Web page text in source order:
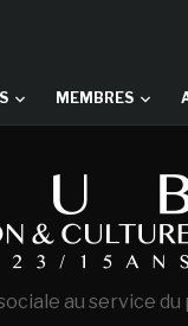
MEMBRES
au service